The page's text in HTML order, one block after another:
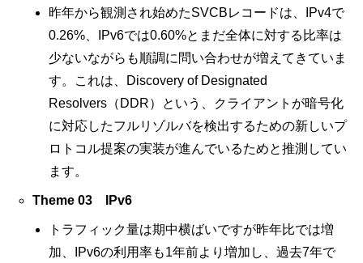
昨年から観測され始めたSVCBレコードは、IPv4で
0.26%、IPv6では0.60%とまだ全体に対する比率は
少ないながらも順調に問い合わせが増えてきていま
す。これは、Discovery of Designated
Resolvers（DDR）という、クライアントが暗号化
に対応したフルリゾルバを検出するための新しいプ
ロトコル提案の実装が進んでいるためと推測してい
ます。
Theme 03 IPv6
トラフィック量は期中横ばいですが昨年比では増
加、IPv6の利用率も1年前より増加し、過去7年で